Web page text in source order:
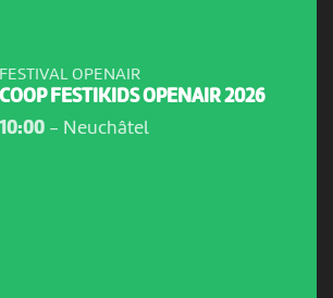
FESTIVAL OPENAIR
COOP FESTIKIDS OPENAIR 2026
10:00- Neuchâtel